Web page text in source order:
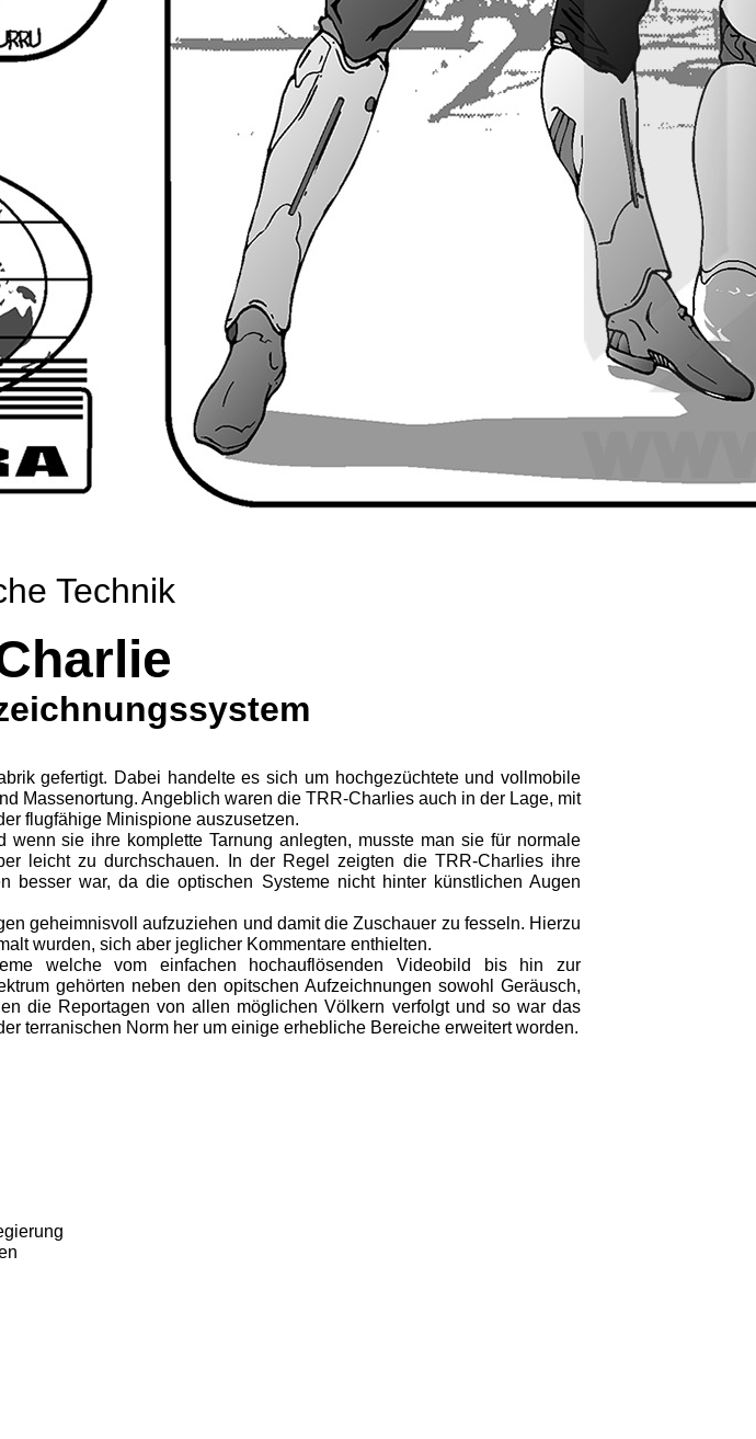
Technik
gefertigt. Dabei handelte es sich um hochgezüchtete und vollmobile
Massenortung. Angeblich waren die TRR-Charlies auch in der Lage, mit
flugfähige Mini­spione auszusetzen.
sie ihre komplette Tarnung anlegten, musste man sie für normale
leicht zu durchschauen. In der Regel zeigten die TRR-Charlies ihre
besser war, da die optischen Systeme nicht hinter künstlichen Augen
ge­heimnisvoll aufzuziehen und damit die Zuschauer zu fesseln. Hierzu
wurden, sich aber jeglicher Kommentare enthielten.
welche vom einfachen hochauflösenden Videobild bis hin zur
gehörten neben den opitschen Aufzeichnungen sowohl Geräusch,
die Reportagen von allen möglichen Völkern verfolgt und so war das
terranischen Norm her um einige erhebliche Bereiche erweitert worden.